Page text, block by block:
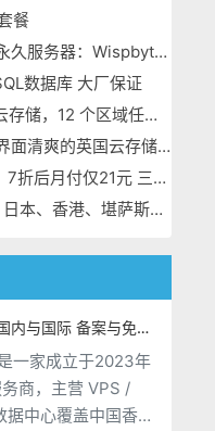
餐
务器：Wispbyte 上手
数据库 大厂保证
区域任选，邮箱注册即可
的英国云存储Icedrive体验
三网优化BGP线路 可选原生IP
、香港、堪萨斯机房
一些免费 CDN 合集，包含国内与国际 备案与免备案
一家成立于2023年
商，主营 VPS /
据中心覆盖中国香